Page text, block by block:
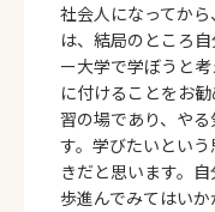
社会人になってか
は、結局のところ
ー大学で学ぼうと
に付けることをお
習の場であり、や
す。学びたいとい
きだと思います。
歩進んでみてはいか